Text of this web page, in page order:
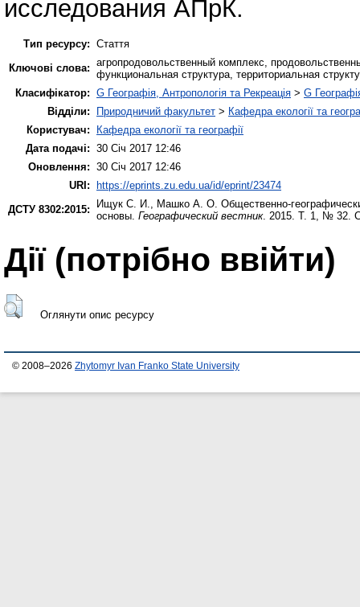
исследования АПрК.
Тип ресурсу: Стаття
Ключові слова: агропродовольственный комплекс,
функциональная структура, территориальная
Класифікатор: G Географія, Антропологія та Рекреація > G
Відділи:
Природничий факультет > Кафедра екології та
Користувач:
Кафедра екології та географії
Дата подачі: 30 Січ 2017 12:46
Оновлення: 30 Січ 2017 12:46
URI: https://eprints.zu.edu.ua/id/eprint/23474
ДСТУ 8302:2015:
Ищук С. И. Машко А. О. Общественно-
основы. Географический вестник. 2015. Т. 1, № 32.
Дії ​​(потрібно ввійти)
Оглянути опис ресурсу
© 2008–2026 Zhytomyr Ivan Franko State University